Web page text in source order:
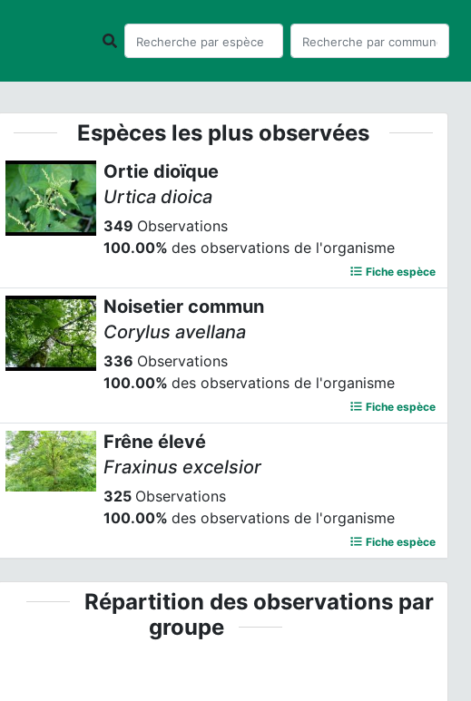
Espèces les plus observées
Ortie dioïque
Urtica dioica
349 Observations
100.00%des observations de l'organisme
Fiche espèce
Noisetier commun
Corylus avellana
336 Observations
100.00%des observations de l'organisme
Fiche espèce
Frêne élevé
Fraxinus excelsior
325 Observations
100.00%des observations de l'organisme
Fiche espèce
Répartition des observations par
groupe